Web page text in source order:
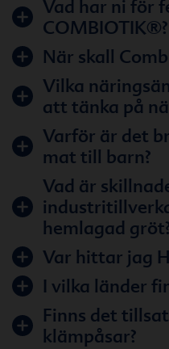
Vad har ni för
COMBIOTIK®?
När skall
Vilka
att tänka på
Varför är det
mat till barn?
Vad är
hemlagad
Var hittar jag
I vilka länder
Finns det
klämpåsar?